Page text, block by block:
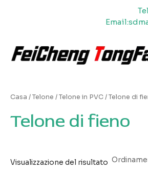
Casa /Telone /Telone in PVC/ Telone di
Telone di fieno
Visualizzazione del risultato